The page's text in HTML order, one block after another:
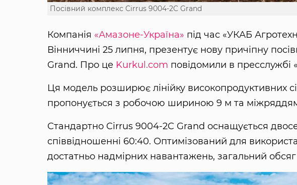
Посівний комплекс Cirrus 9004-2C Grand
Компанія «Амазоне-Україна» під час «УКАБ
Вінниччині 25 липня, презентує нову причіпну
Grand. Про це Kurkul.com повідомили в пресслужбі
Ця модель розширює лінійку високопродуктивних
пропонується з робочою шириною 9 м та
Стандартно Cirrus 9004-2C Grand оснащується
співвідношенні 60:40. Оптимізований для
достатньо надмірних навантажень, загальний